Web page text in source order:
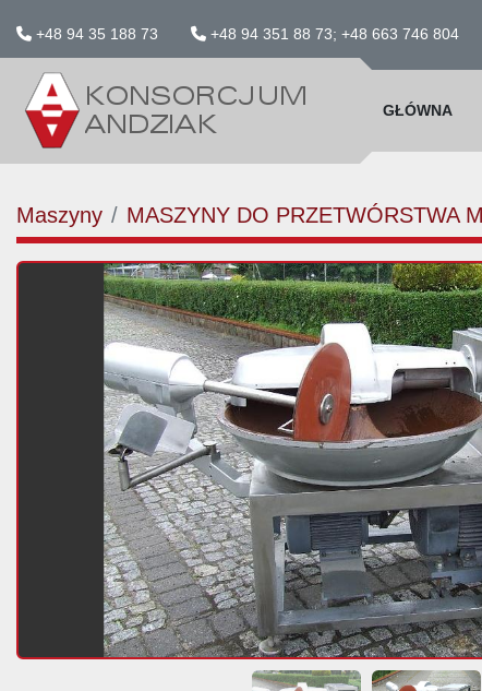
+48 94 35 188 73 +48 94 351 88 73; +48 663 746 804
GŁÓWNA
Maszyny MASZYNY DO PRZETWÓRSTWA